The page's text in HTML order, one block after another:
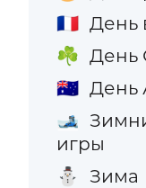
🇫🇷 День
☘️ День
🇦🇺 День
🎿
игры
⛄ Зима